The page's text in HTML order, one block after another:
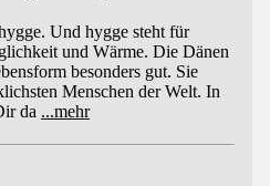
Und hygge steht für
und Wärme. Die Dänen
besonders gut. Sie
Menschen der Welt. In
da ...mehr